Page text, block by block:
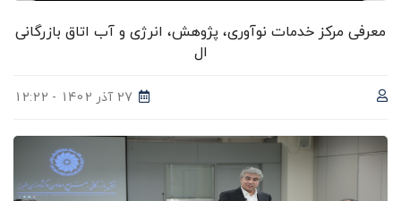
معرفی مرکز خدمات نو‌آوری، پژوهش، انرژی و آب اتاق بازرگانی
ال
27 آذر 1402 - 12:22